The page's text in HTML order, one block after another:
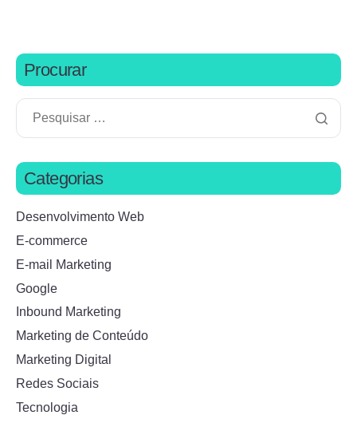
Procurar
Categorias
Desenvolvimento Web
E-commerce
E-mail Marketing
Google
Inbound Marketing
Marketing de Conteúdo
Marketing Digital
Redes Sociais
Tecnologia